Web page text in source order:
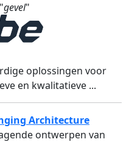
gevel"
oplossingen voor
en kwalitatieve ...
Architecture
ontwerpen van